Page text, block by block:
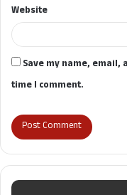
Website
Save my name,
time I comment.